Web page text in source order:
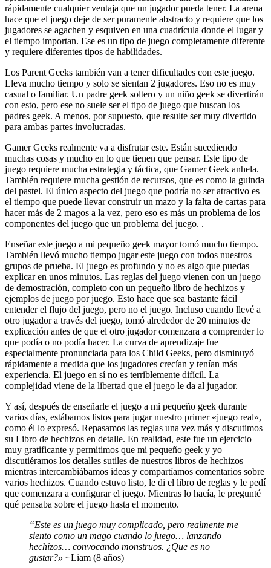
rápidamente cualquier ventaja que un jugador pueda tener. La arena
hace que el juego deje de ser puramente abstracto y requiere que los
jugadores se agachen y esquiven en una cuadrícula donde el lugar y
el tiempo importan. Ese es un tipo de juego completamente diferente
y requiere diferentes tipos de habilidades.
Los Parent Geeks también van a tener dificultades con este juego.
Lleva mucho tiempo y solo se sientan 2 jugadores. Eso no es muy
casual o familiar. Un padre geek soltero y un niño geek se divertirán
con esto, pero ese no suele ser el tipo de juego que buscan los
padres geek. A menos, por supuesto, que resulte ser muy divertido
para ambas partes involucradas.
Gamer Geeks realmente va a disfrutar este. Están sucediendo
muchas cosas y mucho en lo que tienen que pensar. Este tipo de
juego requiere mucha estrategia y táctica, que Gamer Geek anhela.
También requiere mucha gestión de recursos, que es como la guinda
del pastel. El único aspecto del juego que podría no ser atractivo es
el tiempo que puede llevar construir un mazo y la falta de cartas para
hacer más de 2 magos a la vez, pero eso es más un problema de los
componentes del juego que un problema del juego. .
Enseñar este juego a mi pequeño geek mayor tomó mucho tiempo.
También llevó mucho tiempo jugar este juego con todos nuestros
grupos de prueba. El juego es profundo y no es algo que puedas
explicar en unos minutos. Las reglas del juego vienen con un juego
de demostración, completo con un pequeño libro de hechizos y
ejemplos de juego por juego. Esto hace que sea bastante fácil
entender el flujo del juego, pero no el juego. Incluso cuando llevé a
otro jugador a través del juego, tomó alrededor de 20 minutos de
explicación antes de que el otro jugador comenzara a comprender lo
que podía o no podía hacer. La curva de aprendizaje fue
especialmente pronunciada para los Child Geeks, pero disminuyó
rápidamente a medida que los jugadores crecían y tenían más
experiencia. El juego en sí no es terriblemente difícil. La
complejidad viene de la libertad que el juego le da al jugador.
Y así, después de enseñarle el juego a mi pequeño geek durante
varios días, estábamos listos para jugar nuestro primer «juego real»,
como él lo expresó. Repasamos las reglas una vez más y discutimos
su Libro de hechizos en detalle. En realidad, este fue un ejercicio
muy gratificante y permitimos que mi pequeño geek y yo
discutiéramos los detalles sutiles de nuestros libros de hechizos
mientras intercambiábamos ideas y compartíamos comentarios sobre
varios hechizos. Cuando estuvo listo, le di el libro de reglas y le pedí
que comenzara a configurar el juego. Mientras lo hacía, le pregunté
qué pensaba sobre el juego hasta el momento.
“Este es un juego muy complicado, pero realmente me
siento como un mago cuando lo juego… lanzando
hechizos… convocando monstruos. ¿Que es no
gustar?» ~Liam (8 años)